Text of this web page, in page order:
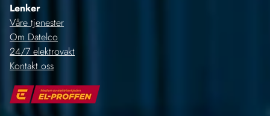
Lenker
Våre tjenester
Om Datelco
24/7 elektrovakt
Kontakt oss